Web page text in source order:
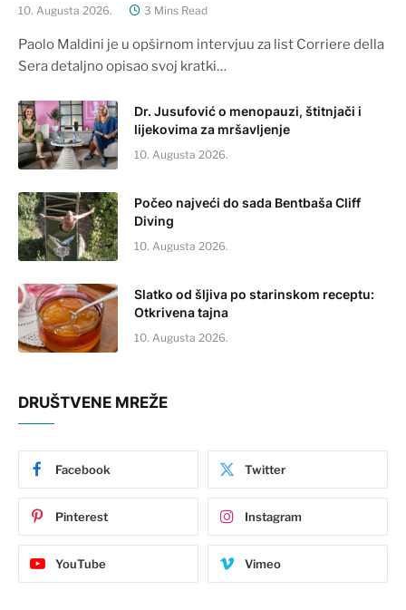
10. Augusta 2026. 3 Mins Read
Paolo Maldini je u opširnom intervjuu za list Corriere della
Sera detaljno opisao svoj kratki…
Dr. Jusufović o menopauzi, štitnjači i
lijekovima za mršavljenje
10. Augusta 2026.
Počeo najveći do sada Bentbaša Cliff
Diving
10. Augusta 2026.
Slatko od šljiva po starinskom receptu:
Otkrivena tajna
10. Augusta 2026.
DRUŠTVENE MREŽE
Facebook Twitter
Pinterest Instagram
YouTube Vimeo